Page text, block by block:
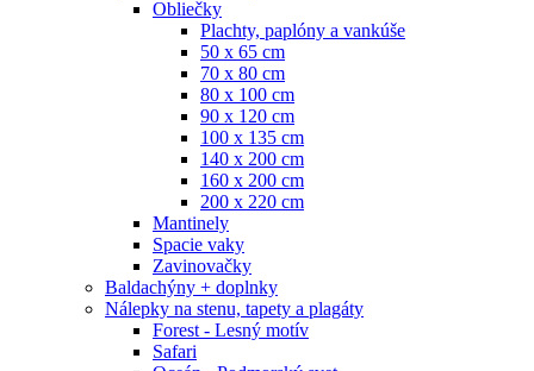
Obliečky
Plachty, paplóny a vankúše
50 x 65 cm
70 x 80 cm
80 x 100 cm
90 x 120 cm
100 x 135 cm
140 x 200 cm
160 x 200 cm
200 x 220 cm
Mantinely
Spacie vaky
Zavinovačky
Baldachýny + doplnky
Nálepky na stenu, tapety a plagáty
Forest - Lesný motív
Safari